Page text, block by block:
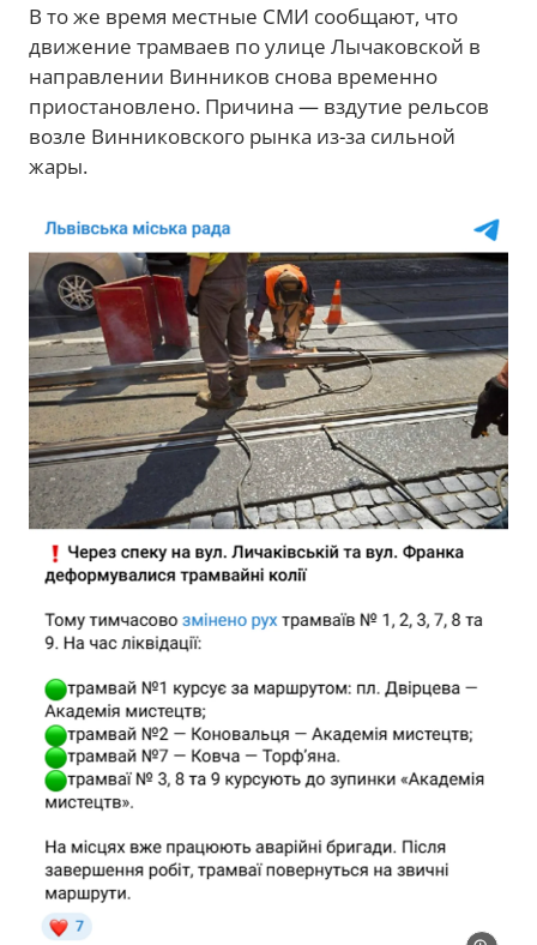
В то же время местные СМИ сообщают, что
движение трамваев по улице Лычаковской в
направлении Винников снова временно
приостановлено. Причина — вздутие рельсов
возле Винниковского рынка из-за сильной
жары.